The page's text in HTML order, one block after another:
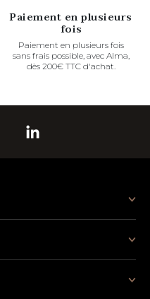
Paiement en plusieurs
fois
Paiement en plusieurs fois
sans frais possible, avec Alma,
dès 200€ TTC d'achat.